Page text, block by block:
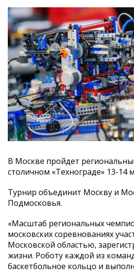
В Москве пройдет
столичном «Технограде» 13-
Турнир объединит Москву и
Подмосковья.
«Масштаб региональных
московских соревнованиях
Московской областью,
жизни. Роботу каждой из
баскетбольное кольцо и